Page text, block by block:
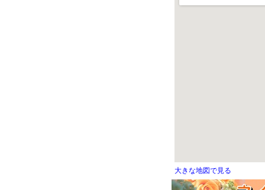
大きな地図で見る